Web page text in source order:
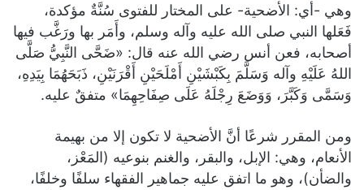
وهي -أي: الأضحية- على المختار للفتوى سُنَّةٌ مؤكدة،
فَعَلها النبي صلى الله عليه وآله وسلم، وأَمَر بها ورَغَّب فيها
أصحابه، فعن أنس رضي الله عنه قال: «ضَحَّى النَّبِيُّ صَلَّى
اللهُ عَلَيْهِ وآله وَسَلَّمَ بِكَبْشَيْنِ أَمْلَحَيْنِ أَقْرَنَيْنِ، ذَبَحَهُمَا بِيَدِهِ،
وَسَمَّى وَكَبَّرَ، وَوَضَعَ رِجْلَهُ عَلَى صِفَاحِهِمَا» متفقٌ عليه.
ومن المقرر شرعًا أنَّ الأضحية لا تكون إلا من بهيمة
الأنعام، وهي: الإبل، والبقر، والغنم بنوعيه (المَعْز،
والضأن)، وهو ما اتفق عليه جماهير الفقهاء سلفًا وخلفًا،